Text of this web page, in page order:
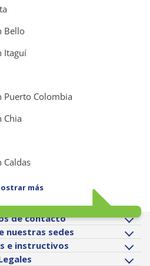
Bello
Itaguí
Puerto Colombia
Chia
Caldas
más
de contacto
nuestras sedes
e instructivos